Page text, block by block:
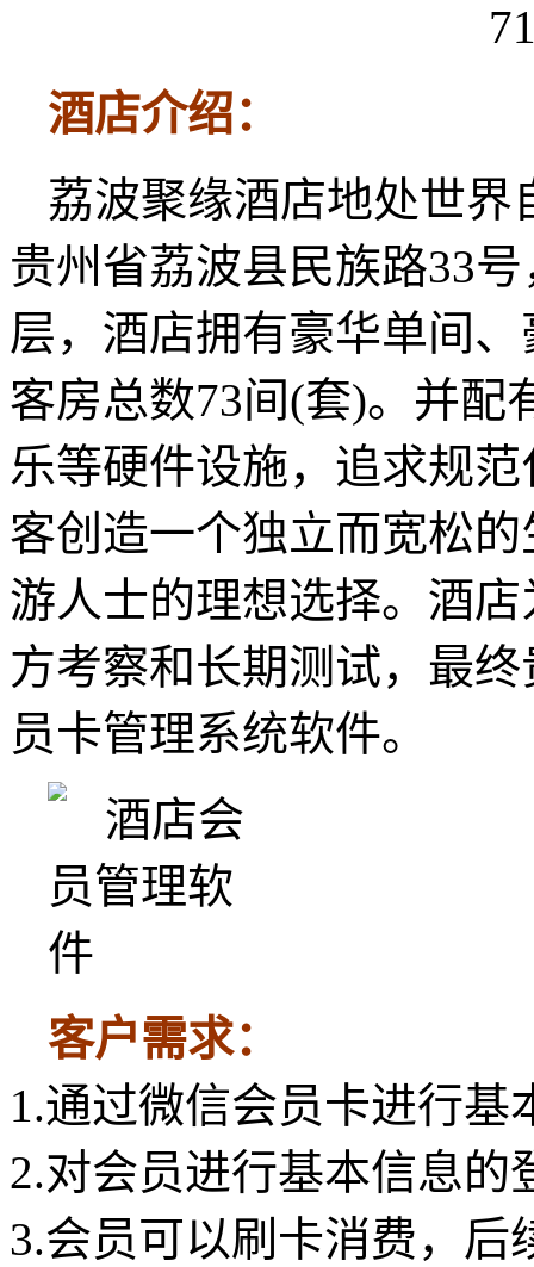
酒店介绍：
荔波聚缘酒店地处世
贵州省荔波县民族路33
层，酒店拥有豪华单间
客房总数73间(套)。并配
乐等硬件设施，追求规
客创造一个独立而宽松
游人士的理想选择。酒
方考察和长期测试，最
员卡管理系统软件。
客户需求：
1.通过微信会员卡进行基
2.对会员进行基本信息的
3.会员可以刷卡消费，